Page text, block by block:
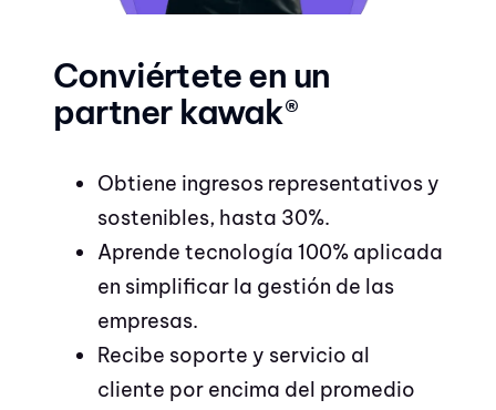
Conviértete en un
partner kawak®
Obtiene ingresos representativos y
sostenibles, hasta 30%.
Aprende tecnología 100% aplicada
en simplificar la gestión de las
empresas.
Recibe soporte y servicio al
cliente por encima del promedio